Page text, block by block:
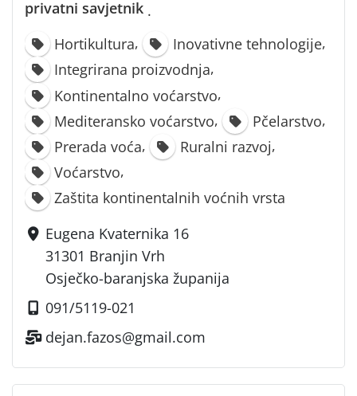
privatni savjetnik ·
Hortikultura, Inovativne tehnologije,
Integrirana proizvodnja,
Kontinentalno voćarstvo,
Mediteransko voćarstvo, Pčelarstvo,
Prerada voća, Ruralni razvoj,
Voćarstvo,
Zaštita kontinentalnih voćnih vrsta
Eugena Kvaternika 16
31301 Branjin Vrh
Osječko-baranjska županija
091/5119-021
dejan.fazos@gmail.com